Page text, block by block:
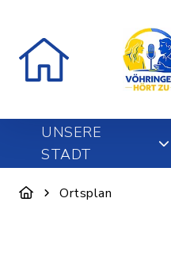
UNSERE
STADT
Ortsplan